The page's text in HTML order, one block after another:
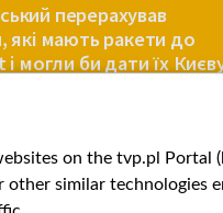
перерахував
які мають ракети до
могли би дати їх
on the tvp.pl
similar technologies